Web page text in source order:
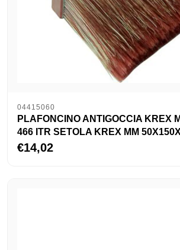
04415060
PLAFONCINO ANTIGOCCIA KREX
466 ITR SETOLA KREX MM
€14,02